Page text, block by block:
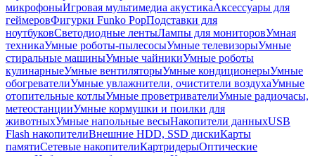
микрофоныИгровая мультимедиа акустикаАксессуары для
геймеровФигурки Funko PopПодставки для
ноутбуковСветодиодные лентыЛампы для мониторовУмная
техникаУмные роботы-пылесосыУмные телевизорыУмные
стиральные машиныУмные чайникиУмные роботы
кулинарныеУмные вентиляторыУмные кондиционерыУмные
обогревателиУмные увлажнители, очистители воздухаУмные
отопительные котлыУмные проветривателиУмные радиочасы,
метеостанцииУмные кормушки и поилки для
животныхУмные напольные весыНакопители данныхUSB
Flash накопителиВнешние HDD, SSD дискиКарты
памятиСетевые накопителиКартридерыОптические